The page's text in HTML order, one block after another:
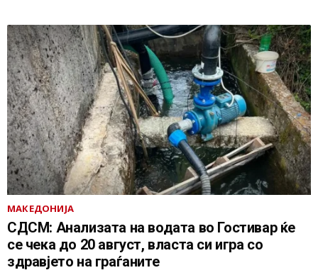
МАКЕДОНИЈА
СДСМ: Анализата на водата во Гостивар ќе
се чека до 20 август, власта си игра со
здравјето на граѓаните